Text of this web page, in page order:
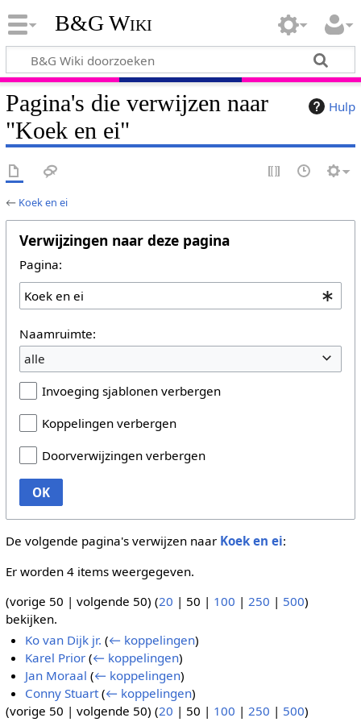
B&G Wiki
Hulp
Pagina's die verwijzen naar
"Koek en ei"
← Koek en ei
Verwijzingen naar deze pagina
Pagina:
Naamruimte:
alle
Invoeging sjablonen verbergen
Koppelingen verbergen
Doorverwijzingen verbergen
OK
De volgende pagina's verwijzen naar Koek en ei:
Er worden 4 items weergegeven.
(vorige 50 | volgende 50) (20 | 50 | 100 | 250 | 500)
bekijken.
Ko van Dijk jr. (← koppelingen)
Karel Prior (← koppelingen)
Jan Moraal (← koppelingen)
Conny Stuart (← koppelingen)
(vorige 50 | volgende 50) (20 | 50 | 100 | 250 | 500)